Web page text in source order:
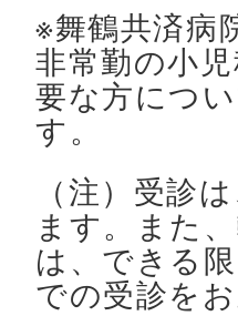
※舞鶴共済病
非常勤の小
要な方につ
す。
（注）受診
ます。また
は、できる
での受診を